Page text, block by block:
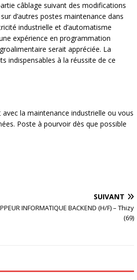
câblage suivant des modifications
d’autres postes maintenance dans
industrielle et d’automatisme
expérience en programmation
serait appréciée. La
indispensables à la réussite de ce
la maintenance industrielle ou vous
Poste à pourvoir dès que possible
SUIVANT
INFORMATIQUE BACKEND (H/F) – Thizy
(69)